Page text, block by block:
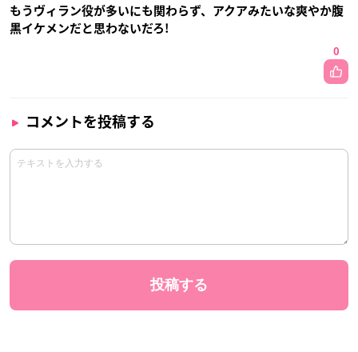
もうヴィラン役が多いにも関わらず、アクアみたいな爽やか腹
黒イケメンだと思わないだろ!
0
コメントを投稿する